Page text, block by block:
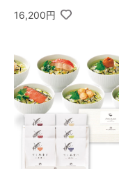
16,200円